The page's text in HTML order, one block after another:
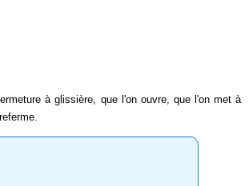
à glissière, que l'on ouvre, que l'on met à